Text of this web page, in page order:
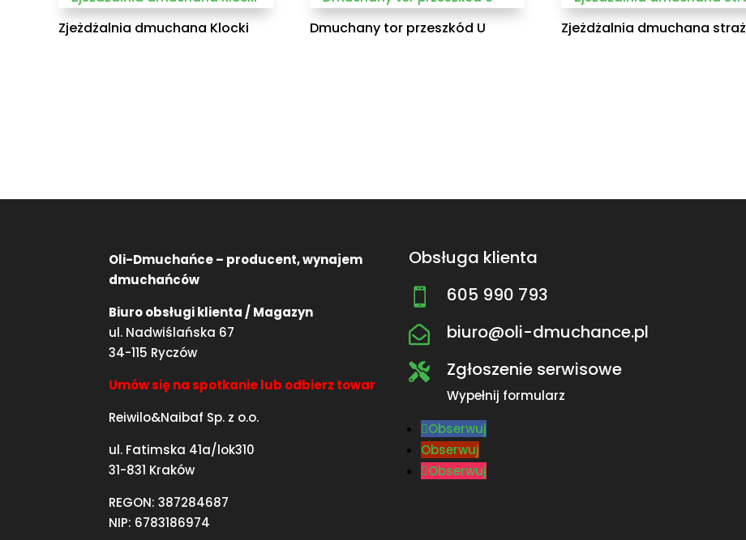
Zjeżdżalnia dmuchana Klocki Dmuchany tor przeszkód U Zjeżdżalnia dmuchana straż
Oli-Dmuchańce – producent, wynajem
dmuchańców
Biuro obsługi klienta / Magazyn
ul. Nadwiślańska 67
34-115 Ryczów
Umów się na spotkanie lub odbierz towar
Reiwilo&Naibaf Sp. z o.o.
ul. Fatimska 41a/lok310
31-831 Kraków
REGON: 387284687
NIP: 6783186974
Obsługa klienta
 605 990 793
 biuro@oli-dmuchance.pl
 Zgłoszenie serwisowe
Wypełnij formularz
Obserwuj
Obserwuj
Obserwuj